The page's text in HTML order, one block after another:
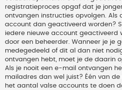
registratieproces opgaf dat je
ontvangen instructies opvolgen. Als
account dan geactiveerd worden?
iedere nieuwe account geactiveerd
door een beheerder. Wanneer je je
medegedeeld of dit al dan niet
ontvangen hebt, moet je de daarin
Als je nooit een e-mail ontvangen
mailadres dan wel juist? Één van
het aantal valse accounts te doen